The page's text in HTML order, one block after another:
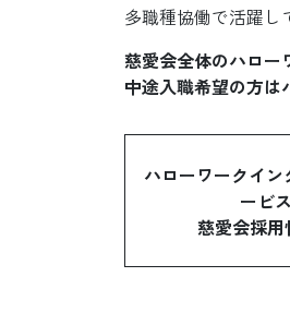
多職種協働で活躍し
慈愛会全体のハロー
中途入職希望の方は
ハローワークイ
ービス
慈愛会採